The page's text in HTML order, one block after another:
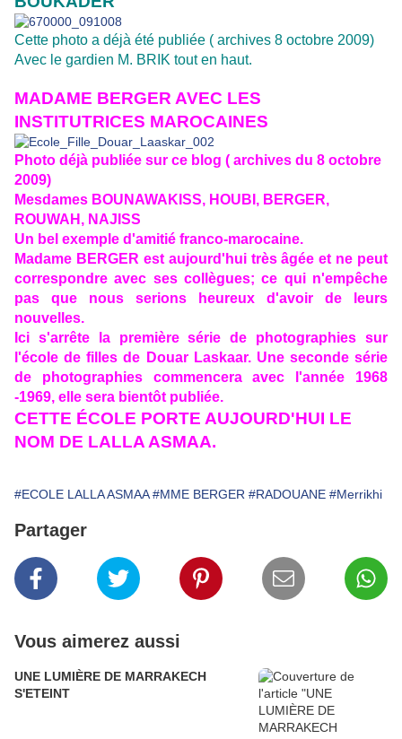
Cette photo a déjà été publiée ( archives 8 octobre 2009)
Avec le gardien M. BRIK tout en haut.
MADAME BERGER AVEC LES
INSTITUTRICES MAROCAINES
Photo déjà publiée sur ce blog ( archives du 8 octobre
2009)
Mesdames BOUNAWAKISS, HOUBI, BERGER,
ROUWAH, NAJISS
Un bel exemple d'amitié franco-marocaine.
Madame BERGER est aujourd'hui très âgée et ne peut
correspondre avec ses collègues; ce qui n'empêche
pas que nous serions heureux d'avoir de leurs
nouvelles.
Ici s'arrête la première série de photographies sur
l'école de filles de Douar Laskaar. Une seconde série
de photographies commencera avec l'année 1968
-1969, elle sera bientôt publiée.
CETTE ÉCOLE PORTE AUJOURD'HUI LE
NOM DE LALLA ASMAA.
#ECOLE LALLA ASMAA #MME BERGER #RADOUANE #Merrikhi
Partager
Vous aimerez aussi
UNE LUMIÈRE DE MARRAKECH
S'ETEINT